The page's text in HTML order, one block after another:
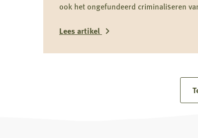
ook het ongefundeerd criminaliseren
Lees artikel